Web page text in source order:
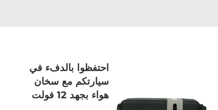
احتفظوا بالدفء في
سيارتكم مع سخان
هواء بجهد 12 فولت